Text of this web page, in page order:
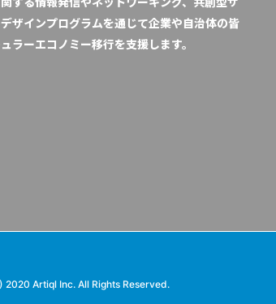
ザインプログラムを通じて企業や自治体の皆
ラーエコノミー移行を支援します。
2020 Artiql Inc. All Rights Reserved.